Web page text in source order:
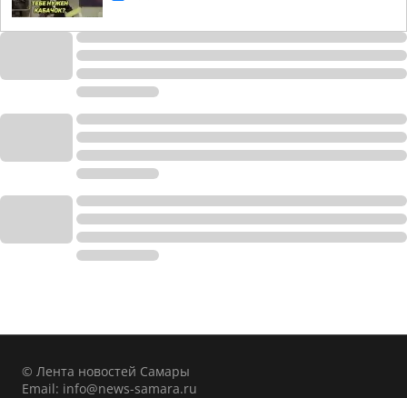
© Лента новостей Самары
Email: info@news-samara.ru